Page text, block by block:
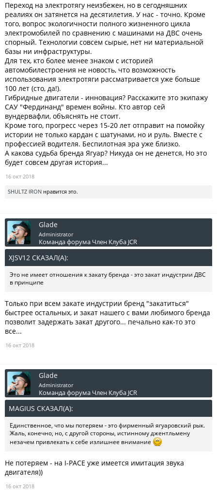
Переход на электротягу неизбежен, но в сегодняшних
реалиях он затянется на десятилетия. У нас - точно. Кроме
того, вопрос экологичности полного жизненного цикла
электромобилей по сравнению с машинами на ДВС очень
спорный. Технологии совсем сырые, нет ни материальной
базы ни инфраструктуры.
Для тех, кто более менее знаком с историей
автомобилестроения не новость, что возможность
использования электротяги рассматривается уже больше
100 лет (сто, да!).
Гибридные двигатели - инновация? Расскажите это экипажу
САУ "Фердинанд" времен войны. Кто автор сей
вундервафли, объяснять не стоит.
Кроме того, прогресс через 15-20 лет отправит на помойку
истории не только кардан с шатунами, но и руль. Вместе с
профессией водителя. Беспилотная эра уже близко.
А какова судьба бренда Ягуар? Никуда он не денется, Но это
будет совсем другая история...
16 окт 2018
SHULTZ IRON нравится это.
Glade
Administrator
Команда форума Член Клуба JCR
XJSV12 СКАЗАЛ(А):
Это не имеет отношения к закату бренда - это закат индустрии ДВС
в принципе
Только при всем закате индустрии бренд "закатиться"
быстрее остальных, и закат нашего с вами любимого бренда
позволит задержать закат другого... печально как-то это
все...
16 окт 2018
Glade
Administrator
Команда форума Член Клуба JCR
MAGIUS СКАЗАЛ(А):
Единственное, что мы потеряем - это фирменный ягуаровский рык.
Жаль, конечно, но, с другой стороны, истинному джентльмену
незачем привлекать к себе излишнее внимание
Не потеряем - на I-PACE уже имеется имитация звука
двигателя))
16 окт 2018